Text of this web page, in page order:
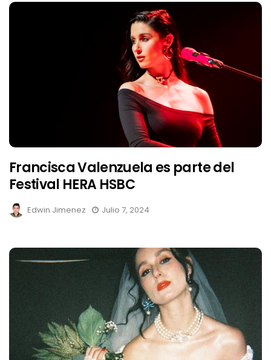
Francisca Valenzuela es parte del
Festival HERA HSBC
Edwin Jimenez Julio 7, 2024